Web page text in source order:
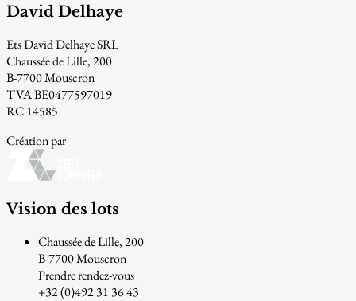
David Delhaye
Ets David Delhaye SRL
Chaussée de Lille, 200
B-7700 Mouscron
TVA BE0477597019
RC 14585
Création par
Vision des lots
Chaussée de Lille, 200
B-7700 Mouscron
Prendre rendez-vous
+32 (0)492 31 36 43